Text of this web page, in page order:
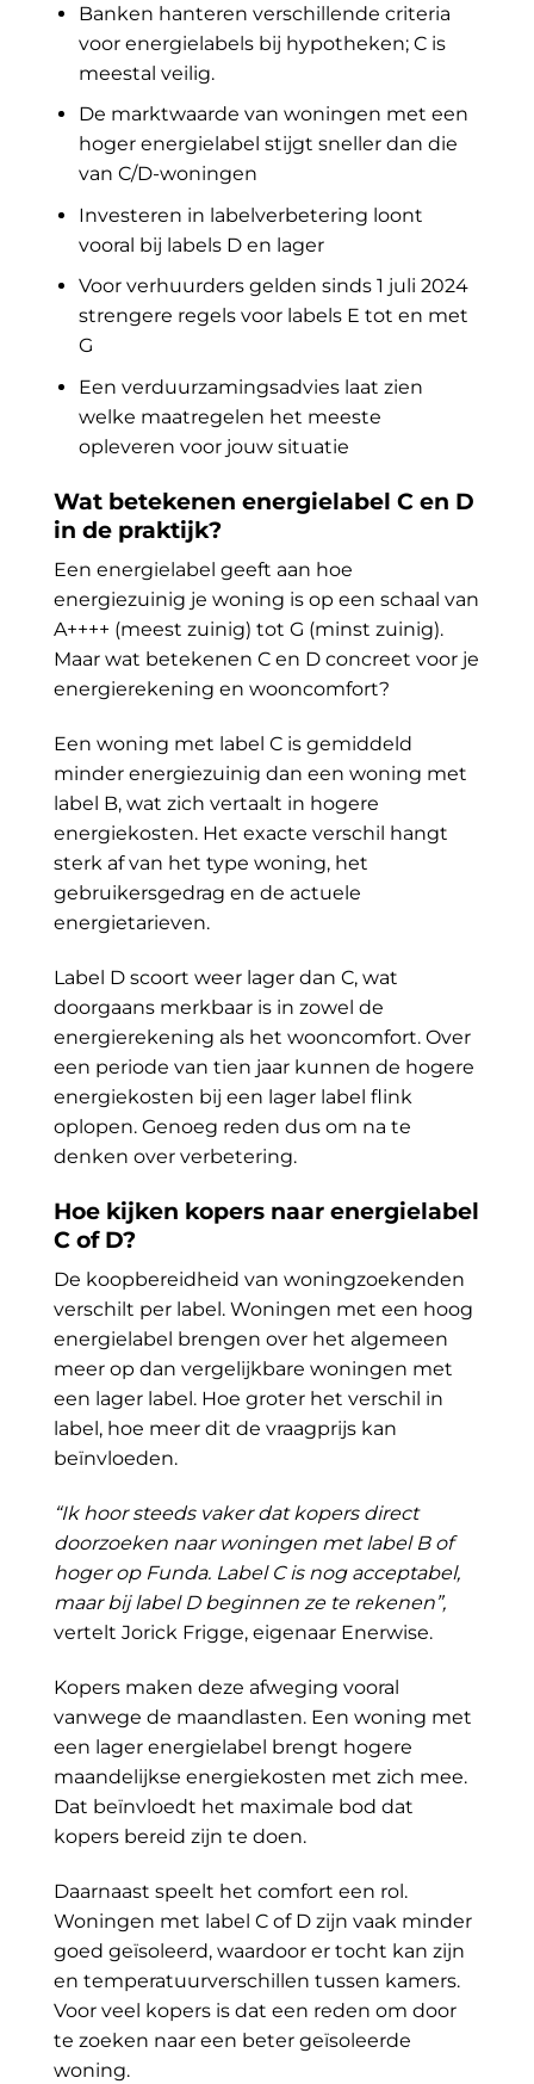
Banken hanteren verschillende criteria
voor energielabels bij hypotheken; C is
meestal veilig.
De marktwaarde van woningen met een
hoger energielabel stijgt sneller dan die
van C/D-woningen
Investeren in labelverbetering loont
vooral bij labels D en lager
Voor verhuurders gelden sinds 1 juli 2024
strengere regels voor labels E tot en met
G
Een verduurzamingsadvies laat zien
welke maatregelen het meeste
opleveren voor jouw situatie
Wat betekenen energielabel C en D
in de praktijk?
Een energielabel geeft aan hoe
energiezuinig je woning is op een schaal van
A++++ (meest zuinig) tot G (minst zuinig).
Maar wat betekenen C en D concreet voor je
energierekening en wooncomfort?
Een woning met label C is gemiddeld
minder energiezuinig dan een woning met
label B, wat zich vertaalt in hogere
energiekosten. Het exacte verschil hangt
sterk af van het type woning, het
gebruikersgedrag en de actuele
energietarieven.
Label D scoort weer lager dan C, wat
doorgaans merkbaar is in zowel de
energierekening als het wooncomfort. Over
een periode van tien jaar kunnen de hogere
energiekosten bij een lager label flink
oplopen. Genoeg reden dus om na te
denken over verbetering.
Hoe kijken kopers naar energielabel
C of D?
De koopbereidheid van woningzoekenden
verschilt per label. Woningen met een hoog
energielabel brengen over het algemeen
meer op dan vergelijkbare woningen met
een lager label. Hoe groter het verschil in
label, hoe meer dit de vraagprijs kan
beïnvloeden.
“Ik hoor steeds vaker dat kopers direct
doorzoeken naar woningen met label B of
hoger op Funda. Label C is nog acceptabel,
maar bij label D beginnen ze te rekenen”,
vertelt Jorick Frigge, eigenaar Enerwise.
Kopers maken deze afweging vooral
vanwege de maandlasten. Een woning met
een lager energielabel brengt hogere
maandelijkse energiekosten met zich mee.
Dat beïnvloedt het maximale bod dat
kopers bereid zijn te doen.
Daarnaast speelt het comfort een rol.
Woningen met label C of D zijn vaak minder
goed geïsoleerd, waardoor er tocht kan zijn
en temperatuurverschillen tussen kamers.
Voor veel kopers is dat een reden om door
te zoeken naar een beter geïsoleerde
woning.